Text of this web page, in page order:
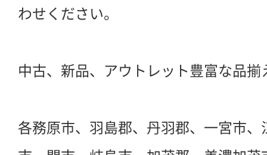
わせください。
中古、新品、アウトレット豊富な品揃
各務原市、羽島郡、丹羽郡、一宮市